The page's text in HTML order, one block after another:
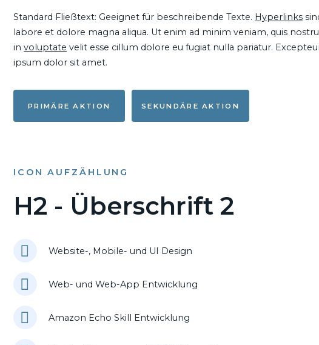
Standard Fließtext: Geeignet für beschreibende Texte. Hyperlinks
labore et dolore magna aliqua. Ut enim ad minim veniam, quis
in voluptate velit esse cillum dolore eu fugiat nulla pariatur.
ipsum dolor sit amet.
PRIMÄRE AKTION SEKUNDÄRE AKTION
ICON AUFZÄHLUNG
H2 - Überschrift 2
Website-, Mobile- und UI Design
Web- und Web-App Entwicklung
Amazon Echo Skill Entwicklung